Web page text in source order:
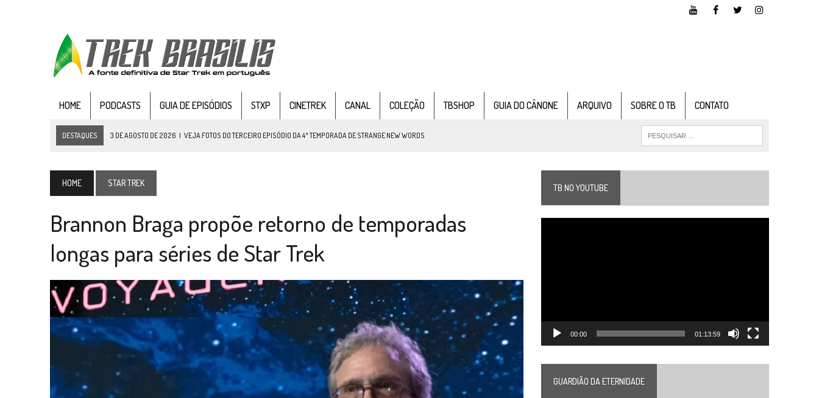
HOME PODCASTS GUIA DE EPISÓDIOS STXP CINETREK CANAL COLEÇÃO TBSHOP GUIA DO CÂNONE ARQUIVO SOBRE O TB CONTATO
DESTAQUES 3 DE AGOSTO DE 2026 | PARAMOUNT E CBS DERRUBAM NOVO VÍDEO DO FILME DE FÃS AXANAR HORAS APÓS ESTREIA
31 DE JULHO DE 2026 | GRANDES JORNADAS | QUATRO EPISÓDIOS DE
BOX DELUXE DO ANO 5 DA COLEÇÃO TREK BRASILIS JÁ DISPONÍVEL EM PRÉ-VENDA!
SNW 4×02: THE GRIFFIN INCIDENT
6 DE AGOSTO DE 2026 | AVALIE E COMENTE SNW 4×03: HUMAN BEST FRIEND
4 DE AGOSTO DE 2026 REVISITANDO “HIDE AND Q” (TNG 1×09)
3 DE AGOSTO DE 2026 | VEJA FOTOS DO TERCEIRO EPISÓDIO DA 4ª TEMPORADA DE STRANGE NEW WORDS
HOME STAR TREK
Brannon Braga propõe retorno de temporadas
longas para séries de Star Trek
TB NO YOUTUBE
00:00 01:13:59
GUARDIÃO DA ETERNIDADE